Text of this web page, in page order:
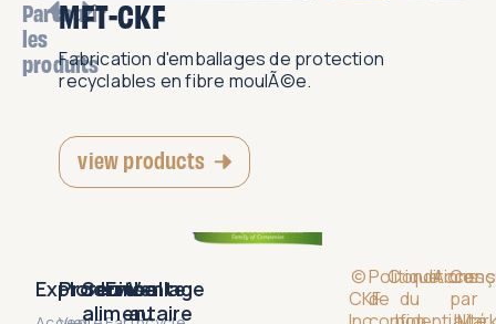
Parcourir
les
produits
MFT-CKF
Fabrication d'emballages de protection
recyclables en fibre moulÃ©e.
view products
Explorer
ProduitsEmballage
Service
alimentaire
Vente
au
©
CKF
Politique
de
Conditions
du
par